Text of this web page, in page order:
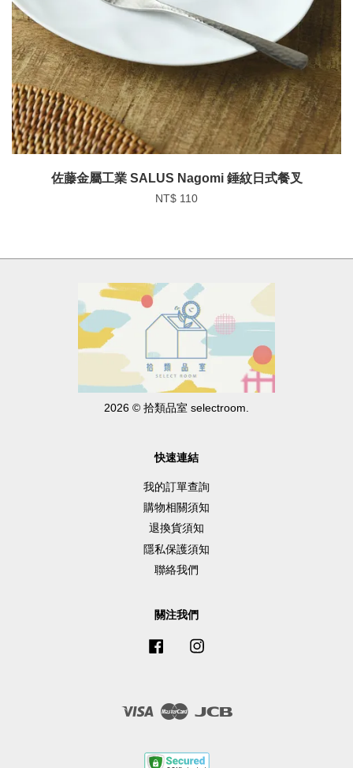
佐藤金屬工業 SALUS Nagomi 錘紋日式餐叉
NT$ 110
2026 © 拾類品室 selectroom.
快速連結
我的訂單查詢
購物相關須知
退換貨須知
隱私保護須知
聯絡我們
關注我們
Facebook
Visa Master